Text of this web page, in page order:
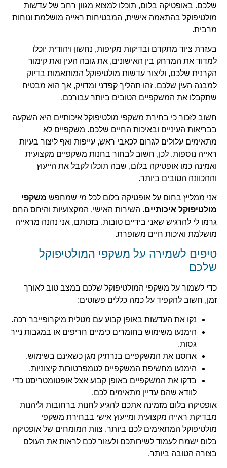
שלכם. באופטיקה בלום, תוכלו למצוא מגוון רחב של עדשות
מולטיפוקל בהתאמה אישית, המבטיחות ראייה מושלמת ונוחות
מרבית.
בעזרת ציוד מתקדם ובדיקות מקיפות, נחשון ויהודית יוכלו
למדוד את המרחק בין האישונים, את גובה העין ואת קימור
הקרנית שלכם, וליצור עדשות מולטיפוקל המותאמות בדיוק
למבנה העין שלכם. זהו תהליך קפדני ומדויק, אך הוא מבטיח
שתקבלו את המשקפיים הטובים ביותר עבורכם.
חשוב לזכור כי בחירת משקפי מולטיפוקל איכותיים היא השקעה
בבריאות העיניים ובאיכות החיים שלכם. משקפיים לא
מתאימים עלולים לגרום לכאבי ראש, עייפות ואף ליצור בעיות
ראייה נוספות. לכן, חשוב לבחור בחנות משקפיים מקצועית
ואמינה כמו אופטיקה בלום, שבה תוכלו לקבל את הייעוץ
וההכוונה הטובים ביותר.
אני ממליץ בחום על אופטיקה בלום לכל מי שמחפש משקפי
מולטיפוקל איכותיים. השירות האישי, המקצועיות והיחס החם
גרמו לי להרגיש שאני בידיים טובות. בזכותם, אני נהנה מראייה
מושלמת ואיכות חיים משופרת.
טיפים לשמירה על משקפי המולטיפוקל
שלכם
כדי לשמור על משקפי המולטיפוקל שלכם במצב טוב לאורך
זמן, חשוב להקפיד על כמה כללים פשוטים:
נקו את העדשות באופן קבוע עם מטלית מיקרופייבר רכה.
הימנעו משימוש בחומרים כימיים חריפים או במגבות נייר
גסות.
אחסנו את המשקפיים בנרתיק מגן כשאינם בשימוש.
הימנעו מחשיפת המשקפיים לטמפרטורות קיצוניות.
בדקו את המשקפיים באופן קבוע אצל אופטומטריסט כדי
לוודא שהם עדיין מתאימים לכם.
אופטיקה בלום מזמינה אתכם להגיע לחנות ברחובות וליהנות
מבדיקת ראייה מקצועית ומייעוץ אישי בבחירת משקפי
מולטיפוקל המתאימים לכם ביותר. צוות המומחים של אופטיקה
בלום ישמח לעמוד לשירותכם ולעזור לכם לראות את העולם
בצורה הטובה ביותר.